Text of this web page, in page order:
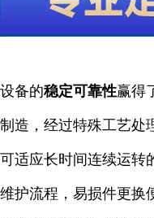
设备的稳定可靠性赢得
制造，经过特殊工艺处
可适应长时间连续运转
维护流程，易损件更换